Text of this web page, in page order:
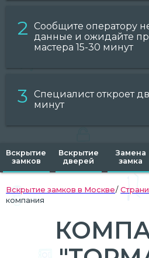
2 Сообщите оператору
данные и ожидайте
мастера 15-30 минут
3 Специалист откроет
минут
Вскрытие
замков
Вскрытие
дверей
Замена
замка
Вскрытие замков в Москве
компания